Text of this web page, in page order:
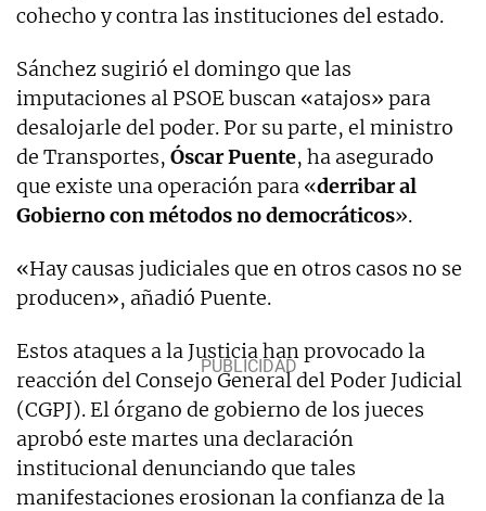
cohecho y contra las instituciones del estado.
Sánchez sugirió el domingo que las
imputaciones al PSOE buscan «atajos» para
desalojarle del poder. Por su parte, el ministro
de Transportes, Óscar Puente, ha asegurado
que existe una operación para «derribar al
Gobierno con métodos no democráticos».
«Hay causas judiciales que en otros casos no se
producen», añadió Puente.
Estos ataques a la Justicia han provocado la
reacción del Consejo General del Poder Judicial
(CGPJ). El órgano de gobierno de los jueces
aprobó este martes una declaración
institucional denunciando que tales
manifestaciones erosionan la confianza de la